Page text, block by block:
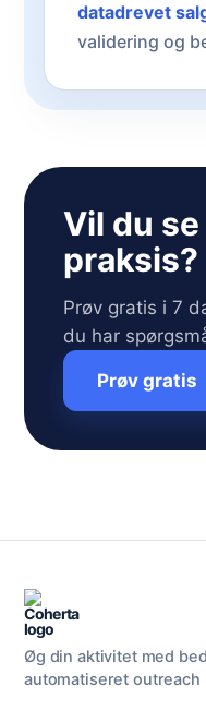
datadrevet
validering og
Vil du
praksis?
Prøv gratis i 7
du har
Prøv gratis
Øg din aktivitet med
automatiseret outreach